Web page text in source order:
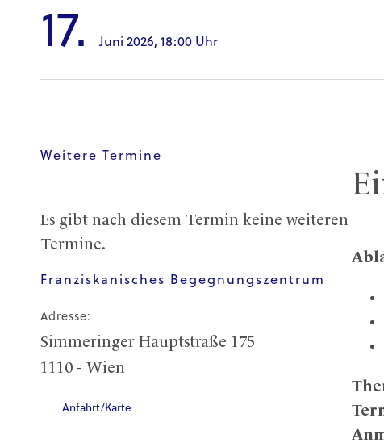
17. Juni 2026, 18:00 Uhr
Weitere Termine
Es gibt nach diesem Termin keine weiteren
Termine.
Franziskanisches Begegnungszentrum
Adresse:
Simmeringer Hauptstraße 175
1110 - Wien
Anfahrt/Karte